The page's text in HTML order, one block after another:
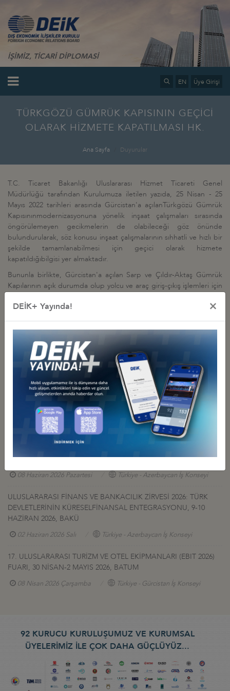
İŞİMİZ, TİCARİ DİPLOMASİ
EN Üye Girişi
TÜRKGÖZÜ GÜMRÜK KAPISININ GEÇİCİ
OLARAK HİZMETE KAPATILMASI HK.
Ana Sayfa Duyurular
T.C. Ticaret Bakanlığı Uluslararası Hizmet Ticareti Genel
Müdürlüğü tarafından Kurulumuza iletilen yazıda, 25 Nisan - 25
Mayıs 2022 tarihleri arasında Gürcistan'a açılanTürkgözü Gümrük
Kapısınınmodernizasyonuna yönelik inşaat çalışmaları sırasında
öngörülemeyen gecikmelerin de olabileceği göz önünde
bulundurularak, söz konusu inşaat çalışmalarının sıhhatli ve hızlı bir
şekilde tamamlanabilmesi için geçici olarak hizmete
kapatıldığıbilgisi yer almaktadır.
Bununla birlikte, Gürcistan'a açılan Sarp ve Çıldır-Aktaş Gümrük
Kapılarının açık durumda olup yolcu ve araç giriş-çıkış işlemleri için
Diğer Duyurular
GÜRCİSTAN YATIRIM PROJELERİ HK.
27 Temmuz 2026 Pazartesi Türkiye - Gürcistan İş Konseyi
AFGANİSTAN TALK MADEN SAHASI GELİŞTİRME İHALESİ HK
27 Temmuz 2026 Pazartesi Türkiye - Afganistan İş Konseyi
BAKÜ
08 Haziran 2026 Pazartesi Türkiye - Azerbaycan İş Konseyi
ULUSLARARASI FİNANS VE BANKACILIK ZİRVESİ 2026: TÜRK
DEVLETLERİNİN KÜRESELFİNANSAL ENTEGRASYONU, 9-10
HAZİRAN 2026, BAKÜ
02 Haziran 2026 Salı Türkiye - Azerbaycan İş Konseyi
17. ULUSLARARASI TURİZM VE OTEL EKİPMANLARI (EBIT 2026)
FUARI, 30 NİSAN-2 MAYIS 2026, BATUM
08 Nisan 2026 Çarşamba Türkiye - Gürcistan İş Konseyi
92 KURUCU KURULUŞUMUZ VE KURUMSAL
ÜYELERİMİZ İLE ÇOK DAHA GÜÇLÜYÜZ...
DEİK+ Yayında! ×